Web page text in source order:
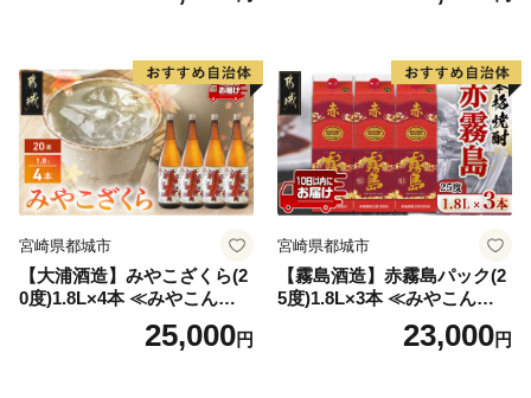
宮崎県都城市
【大浦酒造】みやこざくら(2
0度)1.8L×4本 ≪みやこんじょ
特急便≫_AD-077125,000円
宮崎県都城市
【霧島酒造】赤霧島パック(2
5度)1.8L×3本 ≪みやこんじょ
特急便≫_23-07-K03P-1800-3
23,000円